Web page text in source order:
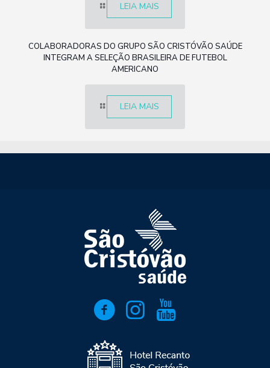
LEIA MAIS
COLABORADORAS DO GRUPO SÃO CRISTÓVÃO SAÚDE
INTEGRAM A SELEÇÃO BRASILEIRA DE FUTEBOL
AMERICANO
LEIA MAIS